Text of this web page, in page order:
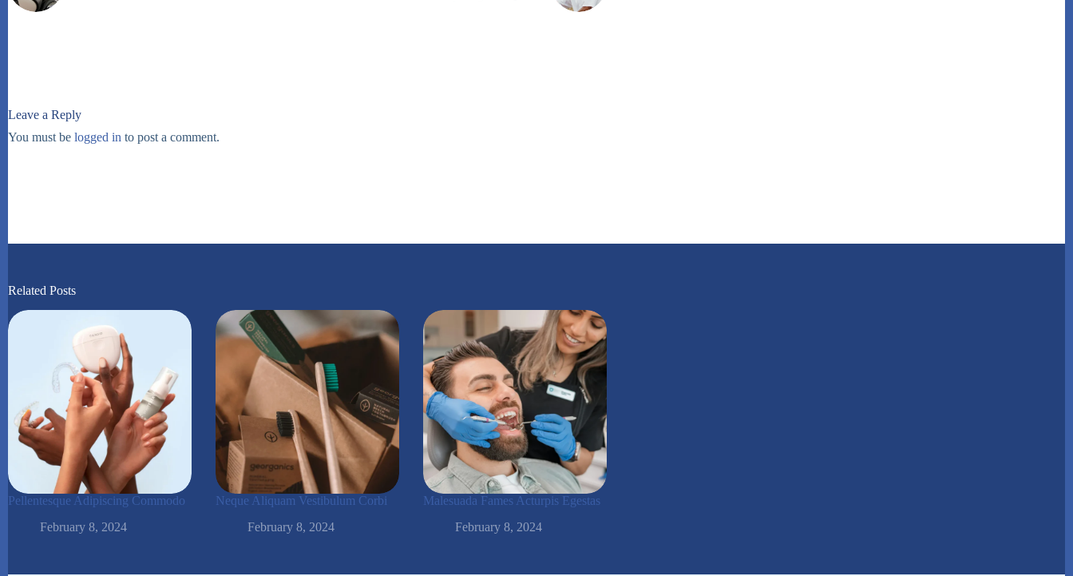
Leave a Reply
You must be logged in to post a comment.
Related Posts
Pellentesque Adipiscing Commodo
February 8, 2024
Neque Aliquam Vestibulum Corbi
February 8, 2024
Malesuada Fames Acturpis Egestas
February 8, 2024